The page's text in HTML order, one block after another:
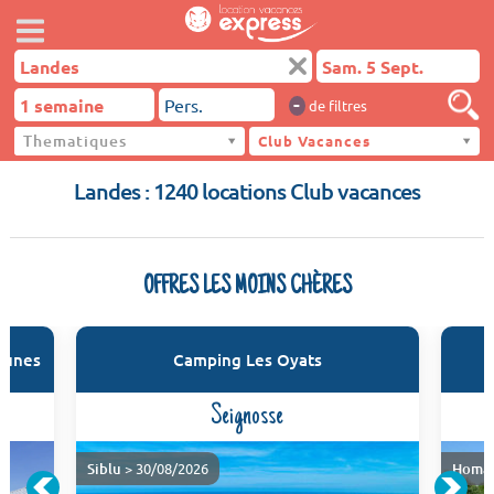
- de filtres
Thematiques Club Vacances
Landes
Landes : 1240 locations Club vacances
OFFRES LES MOINS CHÈRES
Camping Les Oyats
Seignosse
Siblu > 30/08/2026